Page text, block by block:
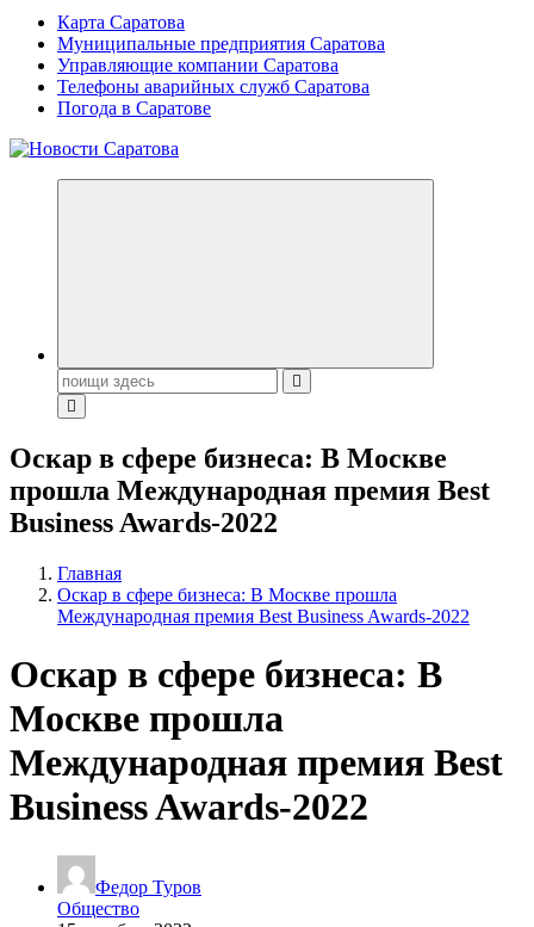
Карта Саратова
Муниципальные предприятия Саратова
Управляющие компании Саратова
Телефоны аварийных служб Саратова
Погода в Саратове
Поиск:
Оскар в сфере бизнеса: В Москве
прошла Международная премия Best
Business Awards-2022
Главная
Оскар в сфере бизнеса: В Москве прошла
Международная премия Best Business Awards-2022
Оскар в сфере бизнеса: В
Москве прошла
Международная премия Best
Business Awards-2022
Федор Туров
Общество